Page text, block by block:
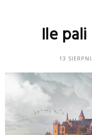
Ile
13